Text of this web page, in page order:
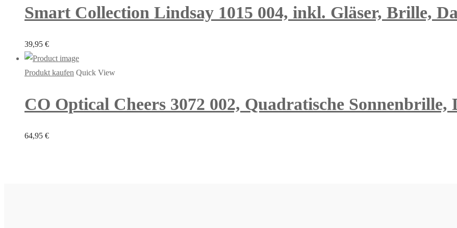
Smart Collection Lindsay 1015 004, inkl. Gläser, Brille,
39,95 €
Produkt kaufen Quick View
CO Optical Cheers 3072 002, Quadratische Sonnenbrille,
64,95 €